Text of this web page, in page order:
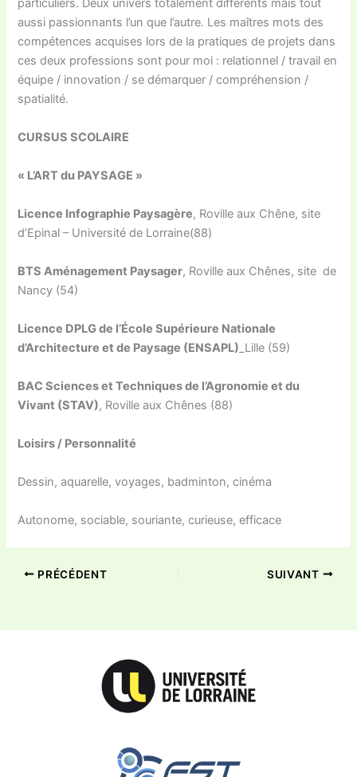
particuliers. Deux univers totalement différents mais tout
aussi passionnants l’un que l’autre. Les maîtres mots des
compétences acquises lors de la pratiques de projets dans
ces deux professions sont pour moi : relationnel / travail en
équipe / innovation / se démarquer / compréhension /
spatialité.
CURSUS SCOLAIRE
« L’ART du PAYSAGE »
Licence Infographie Paysagère, Roville aux Chêne, site
d’Epinal – Université de Lorraine(88)
BTS Aménagement Paysager, Roville aux Chênes, site de
Nancy (54)
Licence DPLG de l’École Supérieure Nationale
d’Architecture et de Paysage (ENSAPL) _Lille (59)
BAC Sciences et Techniques de l’Agronomie et du
Vivant (STAV), Roville aux Chênes (88)
Loisirs / Personnalité
Dessin, aquarelle, voyages, badminton, cinéma
Autonome, sociable, souriante, curieuse, efficace
PRÉCÉDENT SUIVANT